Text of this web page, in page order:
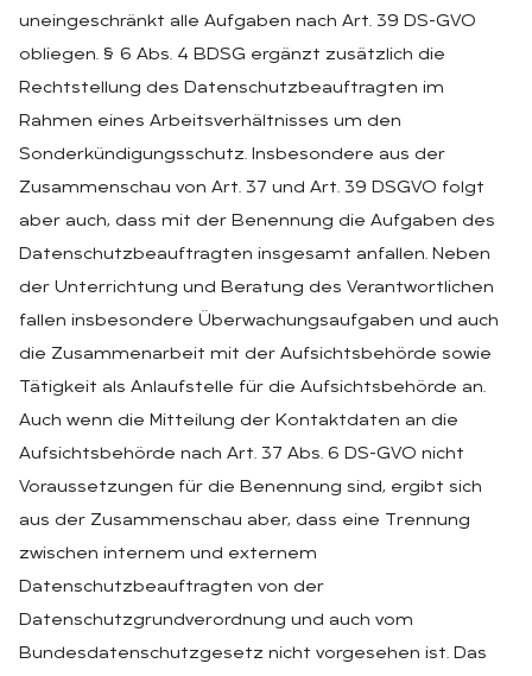
uneingeschränkt alle Aufgaben nach Art. 39 DS-GVO
obliegen. § 6 Abs. 4 BDSG ergänzt zusätzlich die
Rechtstellung des Datenschutzbeauftragten im
Rahmen eines Arbeitsverhältnisses um den
Sonderkündigungsschutz. Insbesondere aus der
Zusammenschau von Art. 37 und Art. 39 DSGVO folgt
aber auch, dass mit der Benennung die Aufgaben des
Datenschutzbeauftragten insgesamt anfallen. Neben
der Unterrichtung und Beratung des Verantwortlichen
fallen insbesondere Überwachungsaufgaben und auch
die Zusammenarbeit mit der Aufsichtsbehörde sowie
Tätigkeit als Anlaufstelle für die Aufsichtsbehörde an.
Auch wenn die Mitteilung der Kontaktdaten an die
Aufsichtsbehörde nach Art. 37 Abs. 6 DS-GVO nicht
Voraussetzungen für die Benennung sind, ergibt sich
aus der Zusammenschau aber, dass eine Trennung
zwischen internem und externem
Datenschutzbeauftragten von der
Datenschutzgrundverordnung und auch vom
Bundesdatenschutzgesetz nicht vorgesehen ist. Das